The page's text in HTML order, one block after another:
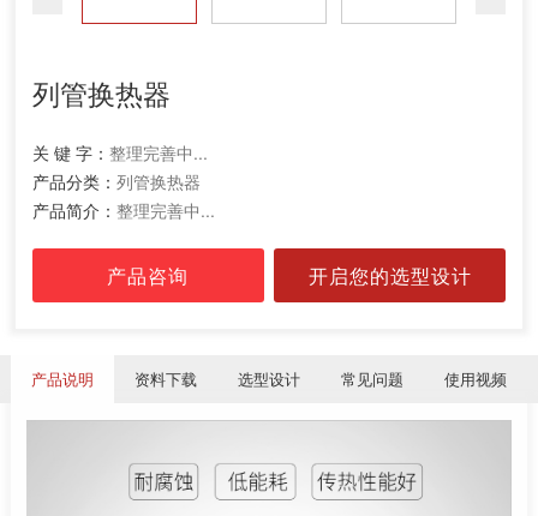
列管换热器
关 键 字： 整理完善中...
产品分类： 列管换热器
产品简介： 整理完善中...
产品咨询 开启您的选型设计
产品说明 资料下载 选型设计 常见问题 使用视频